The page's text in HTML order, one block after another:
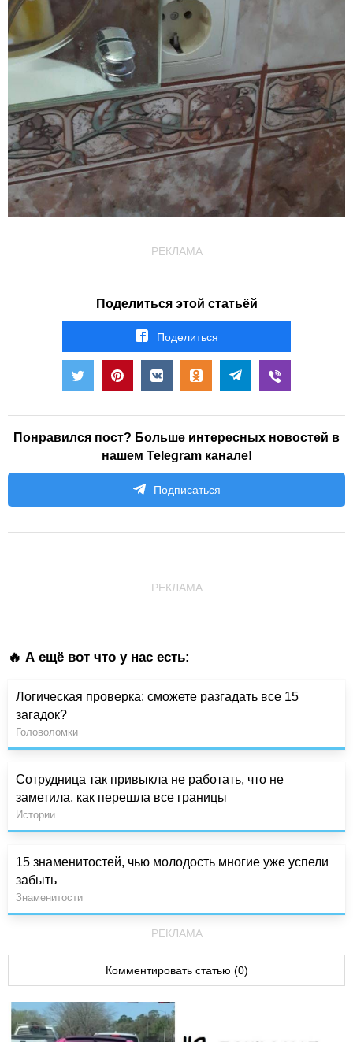
РЕКЛАМА
Поделиться этой статьёй
Поделиться
Понравился пост? Больше интересных новостей в
нашем Telegram канале!
Подписаться
РЕКЛАМА
🔥 А ещё вот что у нас есть:
Логическая проверка: сможете разгадать все 15
загадок?
Головоломки
Сотрудница так привыкла не работать, что не
заметила, как перешла все границы
Истории
15 знаменитостей, чью молодость многие уже успели
забыть
Знаменитости
РЕКЛАМА
Комментировать статью (0)